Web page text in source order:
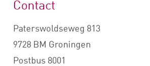
Contact
Paterswoldseweg 813
9728 BM Groningen
Postbus 8001